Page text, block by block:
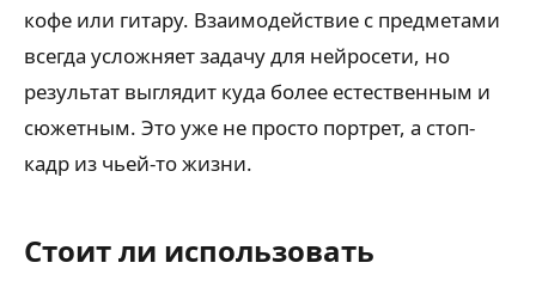
кофе или гитару. Взаимодействие с предметами
всегда усложняет задачу для нейросети, но
результат выглядит куда более естественным и
сюжетным. Это уже не просто портрет, а стоп-
кадр из чьей-то жизни.
Стоит ли использовать